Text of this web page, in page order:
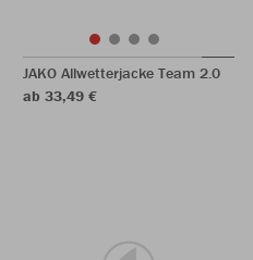
JAKO Allwetterjacke Team 2.0
ab 33,49 €